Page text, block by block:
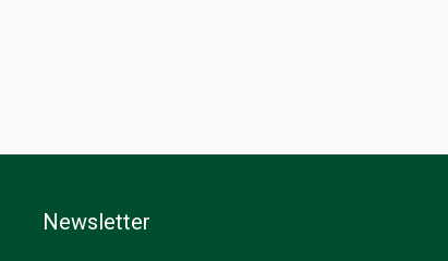
Newsletter